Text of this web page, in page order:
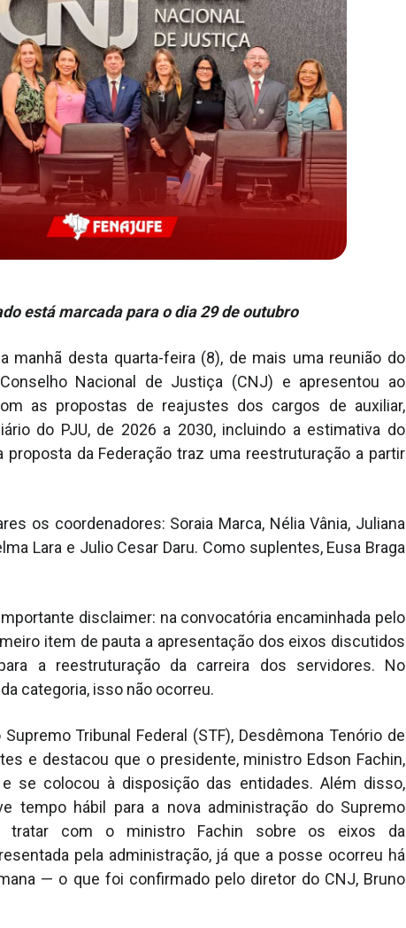
está marcada para o dia 29 de outubro
manhã desta quarta-feira (8), de mais uma reunião do
Nacional de Justiça (CNJ) e apresentou ao
as propostas de reajustes dos cargos de auxiliar,
do PJU, de 2026 a 2030, incluindo a estimativa do
proposta da Federação traz uma reestruturação a partir
os coordenadores: Soraia Marca, Nélia Vânia, Juliana
Lara e Julio Cesar Daru. Como suplentes, Eusa Braga
disclaimer: na convocatória encaminhada pelo
item de pauta a apresentação dos eixos discutidos
a reestruturação da carreira dos servidores. No
categoria, isso não ocorreu.
Tribunal Federal (STF), Desdêmona Tenório de
e destacou que o presidente, ministro Edson Fachin,
se colocou à disposição das entidades. Além disso,
tempo hábil para a nova administração do Supremo
tratar com o ministro Fachin sobre os eixos da
pela administração, já que a posse ocorreu há
— o que foi confirmado pelo diretor do CNJ, Bruno